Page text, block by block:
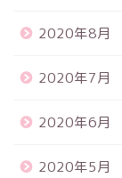
2020年8月
2020年7月
2020年6月
2020年5月